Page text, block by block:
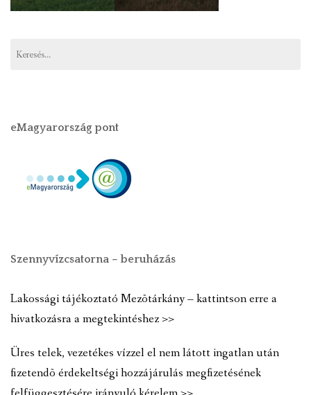
eMagyarország pont
Szennyvízcsatorna – beruházás
Lakossági tájékoztató Mezõtárkány – kattintson erre a
hivatkozásra a megtekintéshez >>
Üres telek, vezetékes vízzel el nem látott ingatlan után
fizetendõ érdekeltségi hozzájárulás megfizetésének